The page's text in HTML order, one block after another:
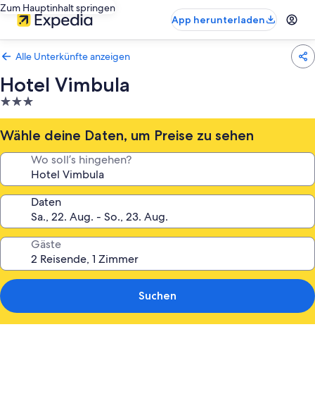
Zum Hauptinhalt springen
App herunterladen
Alle Unterkünfte anzeigen
Hotel Vimbula
3.0-
Sterne-
Unterkunft
Wähle deine Daten, um Preise zu sehen
Wo soll’s hingehen?
Daten
Gäste
Suchen